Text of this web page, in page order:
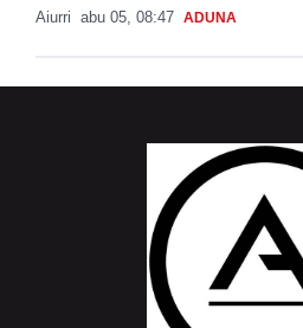
Aiurri abu 05, 08:47 ADUNA